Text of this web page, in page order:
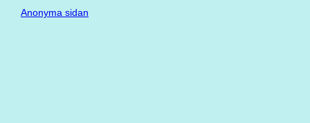
Anonyma sidan